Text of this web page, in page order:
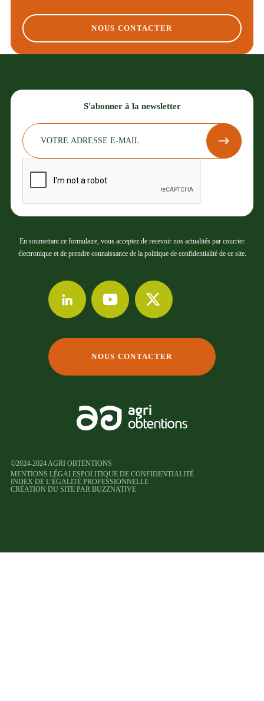
NOUS CONTACTER
S'abonner à la newsletter
En soumettant ce formulaire, vous acceptez de recevoir nos actualités par courrier
électronique et de prendre connaissance de la politique de confidentialité de ce site.
NOUS CONTACTER
©2024-2024 AGRI OBTENTIONS
MENTIONS LÉGALESPOLITIQUE DE CONFIDENTIALITÉ
INDEX DE L’ÉGALITÉ PROFESSIONNELLE
CRÉATION DU SITE PAR BUZZNATIVE